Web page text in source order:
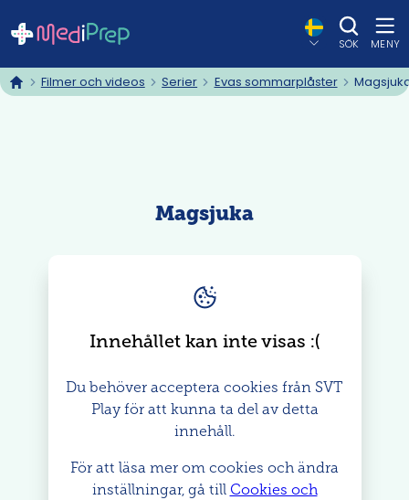
SÖK MENY
hem Filmer och videos Serier Evas sommarplåster
Magsjuka
Innehållet kan inte visas : (
Du behöver acceptera cookies från SVT
Play för att kunna ta del av detta
innehåll.
För att läsa mer om cookies och ändra
inställningar, gå till Cookies och